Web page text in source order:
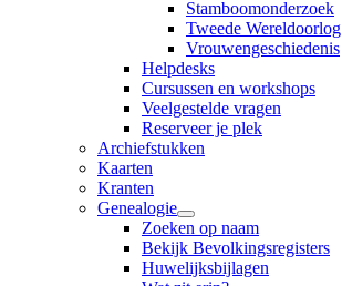
Stamboomonderzoek
Tweede Wereldoorlog
Vrouwengeschiedenis
Helpdesks
Cursussen en workshops
Veelgestelde vragen
Reserveer je plek
Archiefstukken
Kaarten
Kranten
Genealogie
Zoeken op naam
Bekijk Bevolkingsregisters
Huwelijksbijlagen